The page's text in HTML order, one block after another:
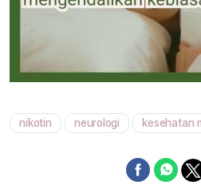
nikotin neurologi kesehatan